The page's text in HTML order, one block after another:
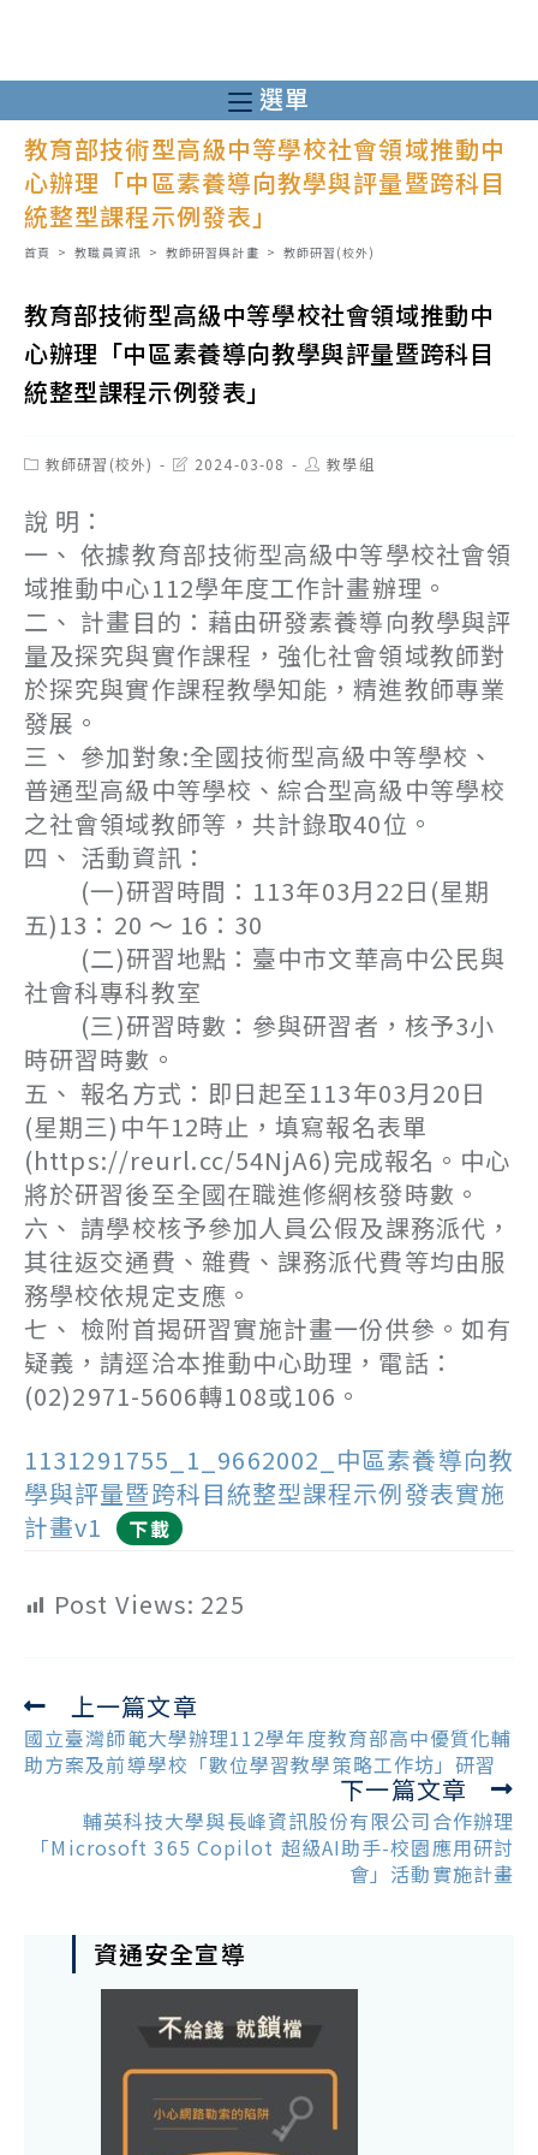
至
主
要
容
選單
教育部技術型高級中等學校社會領域推動中
心辦理「中區素養導向教學與評量暨跨科目
統整型課程示例發表」
首頁 > 教職員資訊 > 教師研習與計畫 > 教師研習(校外)
教育部技術型高級中等學校社會領域推動中
心辦理「中區素養導向教學與評量暨跨科目
統整型課程示例發表」
Post教師研習(校外)
Post2024-03-08
Post教學組
說 明：
一、 依據教育部技術型高級中等學校社會領
域推動中心112學年度工作計畫辦理。
二、 計畫目的：藉由研發素養導向教學與評
量及探究與實作課程，強化社會領域教師對
於探究與實作課程教學知能，精進教師專業
發展。
三、 參加對象:全國技術型高級中等學校、
普通型高級中等學校、綜合型高級中等學校
之社會領域教師等，共計錄取40位。
四、 活動資訊：
(一)研習時間：113年03月22日(星期
五)13：20 ～ 16：30
(二)研習地點：臺中市文華高中公民與
社會科專科教室
(三)研習時數：參與研習者，核予3小
時研習時數。
五、 報名方式：即日起至113年03月20日
(星期三)中午12時止，填寫報名表單
(https://reurl.cc/54NjA6)完成報名。中心
將於研習後至全國在職進修網核發時數。
六、 請學校核予參加人員公假及課務派代，
其往返交通費、雜費、課務派代費等均由服
務學校依規定支應。
七、 檢附首揭研習實施計畫一份供參。如有
疑義，請逕洽本推動中心助理，電話：
(02)2971-5606轉108或106。
1131291755_1_9662002_中區素養導向教
學與評量暨跨科目統整型課程示例發表實施
計畫v1
下載
Post Views: 225
Read
more
articles
上一篇文章
國立臺灣師範大學辦理112學年度教育部高中優質化輔
助方案及前導學校「數位學習教學策略工作坊」研習
下一篇文章
輔英科技大學與長峰資訊股份有限公司合作辦理
「Microsoft 365 Copilot 超級AI助手-校園應用研討
會」活動實施計畫
資通安全宣導